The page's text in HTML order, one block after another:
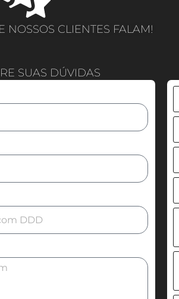
NOSSOS CLIENTES FALAM!
SUAS DÚVIDAS